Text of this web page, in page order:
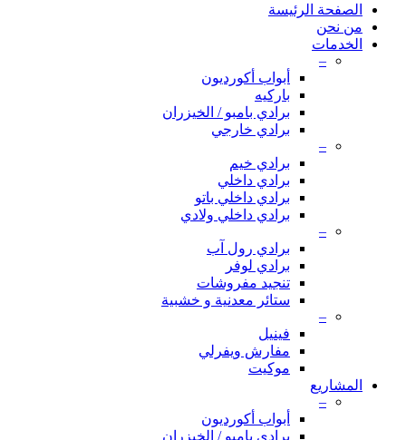
الصفحة الرئيسة
من نحن
الخدمات
–
أبواب أكورديون
باركيه
برادي بامبو / الخيزران
برادي خارجي
–
برادي خيم
برادي داخلي
برادي داخلي باتو
برادي داخلي ولادي
–
برادي رول آب
برادي لوفر
تنجيد مفروشات
ستائر معدنية و خشبية
–
فينيل
مفارش ويفرلي
موكيت
المشاريع
–
أبواب أكورديون
برادي بامبو / الخيزران